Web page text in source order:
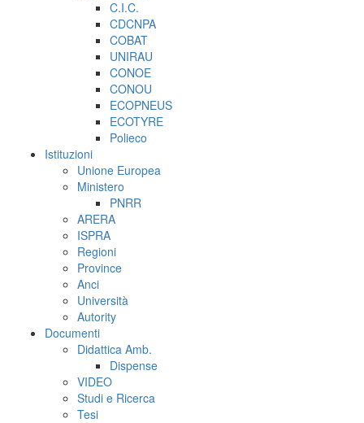
C.I.C.
CDCNPA
COBAT
UNIRAU
CONOE
CONOU
ECOPNEUS
ECOTYRE
Polieco
Istituzioni
Unione Europea
Ministero
PNRR
ARERA
ISPRA
Regioni
Province
Anci
Università
Autority
Documenti
Didattica Amb.
Dispense
VIDEO
Studi e Ricerca
Tesi